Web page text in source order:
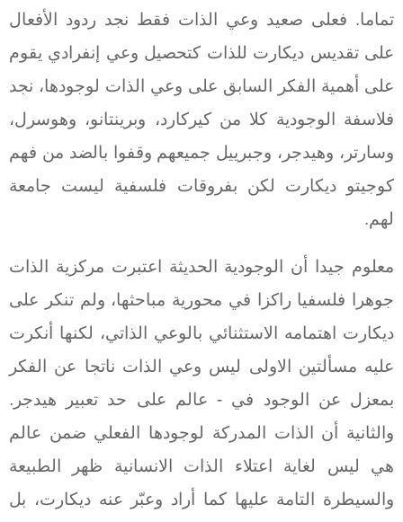
تماما. فعلى صعيد وعي الذات فقط نجد ردود الأفعال
على تقديس ديكارت للذات كتحصيل وعي إنفرادي يقوم
على أهمية الفكر السابق على وعي الذات لوجودها، نجد
فلاسفة الوجودية كلا من كيركارد، وبرينتانو، وهوسرل،
وسارتر، وهيدجر، وجبرييل جميعهم وقفوا بالضد من فهم
كوجيتو ديكارت لكن بفروقات فلسفية ليست جامعة
لهم.
معلوم جيدا أن الوجودية الحديثة اعتبرت مركزية الذات
جوهرا فلسفيا راكزا في محورية مباحثها، ولم تنكر على
ديكارت اهتمامه الاستثنائي بالوعي الذاتي، لكنها أنكرت
عليه مسألتين الاولى ليس وعي الذات ناتجا عن الفكر
بمعزل عن الوجود في - عالم على حد تعبير هيدجر.
والثانية أن الذات المدركة لوجودها الفعلي ضمن عالم
هي ليس لغاية اعتلاء الذات الانسانية ظهر الطبيعة
والسيطرة التامة عليها كما أراد وعبّر عنه ديكارت، بل